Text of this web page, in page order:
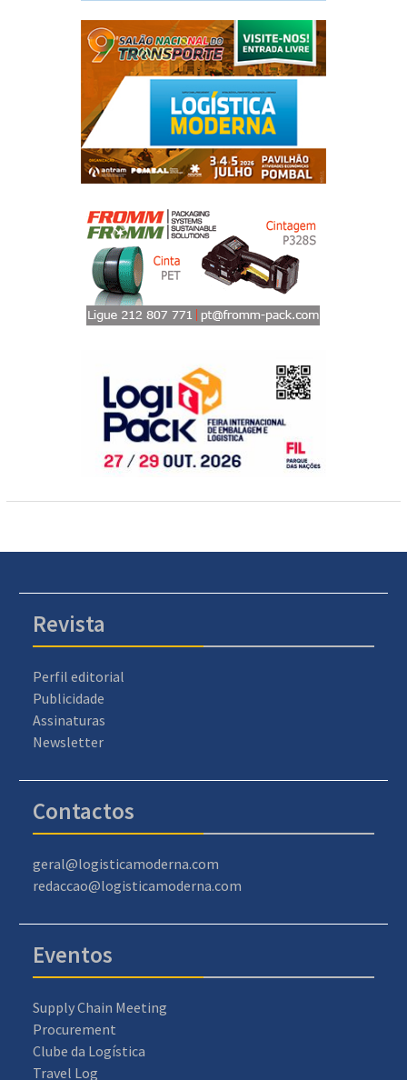
Revista
Perfil editorial
Publicidade
Assinaturas
Newsletter
Contactos
geral@logisticamoderna.com
redaccao@logisticamoderna.com
Eventos
Supply Chain Meeting
Procurement
Clube da Logística
Travel Log